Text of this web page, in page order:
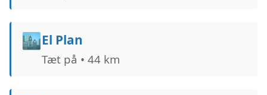
🏙️El Plan
Tæt på • 44 km